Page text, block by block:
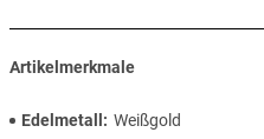
Artikelmerkmale
Edelmetall
Weißgold